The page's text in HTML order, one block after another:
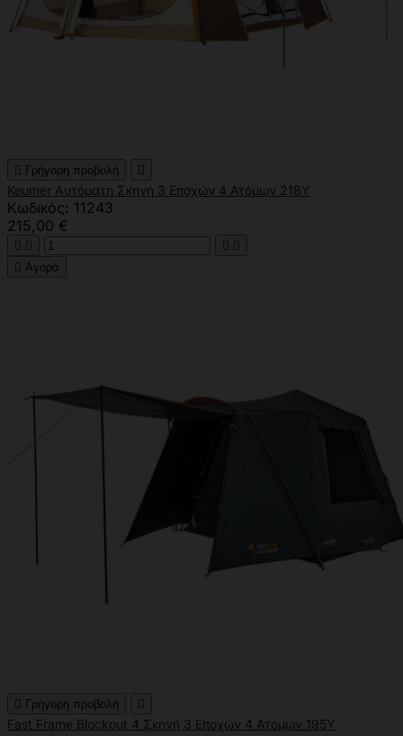
 Γρήγορη προβολή 
Keumer Αυτόματη Σκηνή 3 Εποχών 4 Ατόμων 218Υ
Κωδικός: 11243
215,00 €
   
 Αγορά
 Γρήγορη προβολή 
Fast Frame Blockout 4 Σκηνή 3 Εποχών 4 Ατόμων 195Υ